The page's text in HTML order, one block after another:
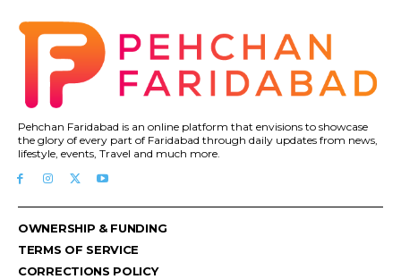
Pehchan Faridabad is an online platform that envisions to showcase
the glory of every part of Faridabad through daily updates from news,
lifestyle, events, Travel and much more.
OWNERSHIP & FUNDING
TERMS OF SERVICE
CORRECTIONS POLICY